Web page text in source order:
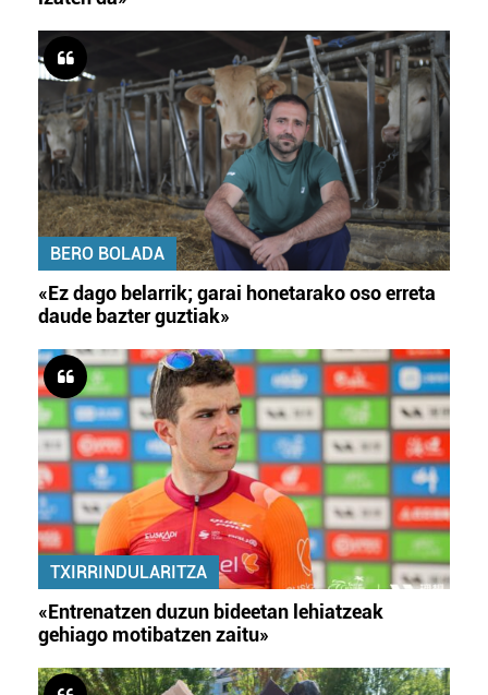
BERO BOLADA
«Ez dago belarrik; garai honetarako oso erreta
daude bazter guztiak»
TXIRRINDULARITZA
«Entrenatzen duzun bideetan lehiatzeak
gehiago motibatzen zaitu»